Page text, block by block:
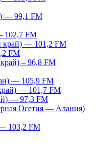
— 99,1 FM
102,7 FM
край) — 101,2 FM
FM
– 96,8 FM
— 105,9 FM
— 101,7 FM
— 97,3 FM
Осетия — Алания)
103,2 FM